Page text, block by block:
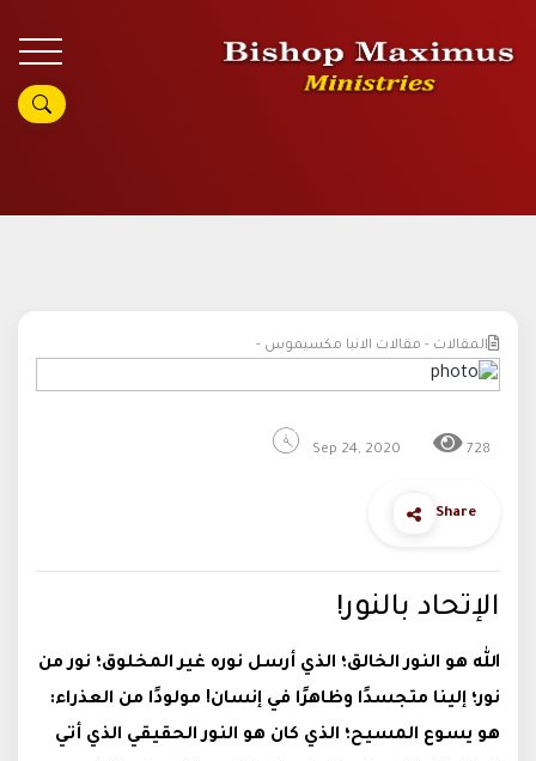
المقالات - مقالات الانبا مكسيموس -
Sep 24, 2020 728
Share
الإتحاد بالنور!
الله هو النور الخالق؛ الذي أرسل نوره غير المخلوق؛ نور من
نور؛ إلينا متجسدًا وظاهرًا في إنسان! مولودًا من العذراء:
هو يسوع المسيح؛ الذي كان هو النور الحقيقي الذي أتي